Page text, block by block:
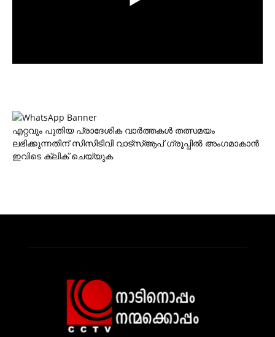
എറ്റവും പുതിയ പ്രാദേശിക വാര്‍ത്തകള്‍ തത്സമയം
ലഭിക്കുന്നതിന് സിസിടിവി വാട്‌സ്ആപ് ഗ്രൂപ്പില്‍ അംഗമാകാന്‍
ഇവിടെ ക്ലിക് ചെയ്യുക